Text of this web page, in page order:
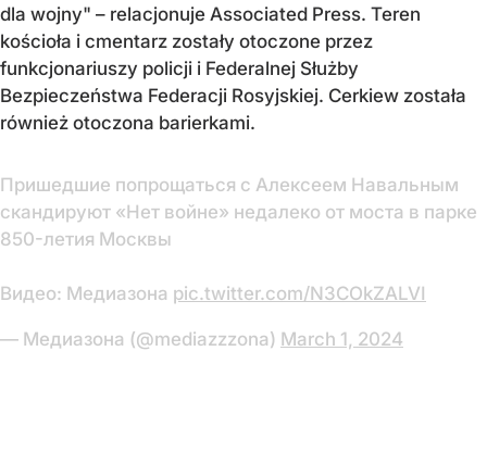
dla wojny" – relacjonuje Associated Press. Teren
kościoła i cmentarz zostały otoczone przez
funkcjonariuszy policji i Federalnej Służby
Bezpieczeństwa Federacji Rosyjskiej. Cerkiew została
również otoczona barierkami.
Пришедшие попрощаться с Алексеем Навальным
скандируют «Нет войне» недалеко от моста в парке
850-летия Москвы
Видео: Медиазона pic.twitter.com/N3COkZALVI
— Медиазона (@mediazzzona) March 1, 2024